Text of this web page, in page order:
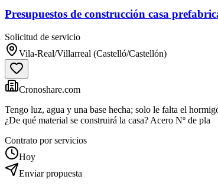
Presupuestos de construcción casa
Solicitud de servicio
Vila-Real/Villarreal (Castelló/Castellón)
Cronoshare.com
Tengo luz, agua y una base hecha; solo le falta el
¿De qué material se construirá la casa? Acero Nº de pla
Contrato por servicios
Hoy
Enviar propuesta